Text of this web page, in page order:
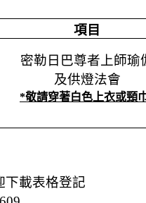
項目
密勒日巴尊者上師瑜
及供燈法會
*敬請穿著白色上衣或頸
下載表格登記